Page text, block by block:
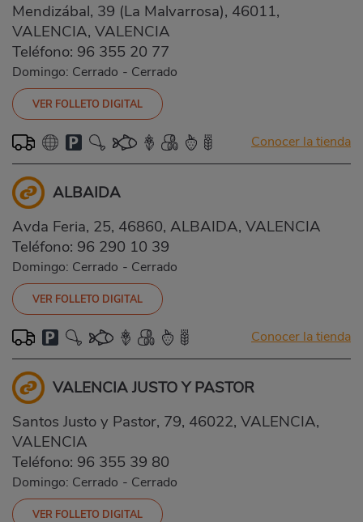
Mendizábal, 39 (La Malvarrosa), 46011,
VALENCIA, VALENCIA
Teléfono: 96 355 20 77
Domingo: Cerrado - Cerrado
VER FOLLETO DIGITAL
Conocer la tienda
ALBAIDA
Avda Feria, 25, 46860, ALBAIDA, VALENCIA
Teléfono: 96 290 10 39
Domingo: Cerrado - Cerrado
VER FOLLETO DIGITAL
Conocer la tienda
VALENCIA JUSTO Y PASTOR
Santos Justo y Pastor, 79, 46022, VALENCIA,
VALENCIA
Teléfono: 96 355 39 80
Domingo: Cerrado - Cerrado
VER FOLLETO DIGITAL